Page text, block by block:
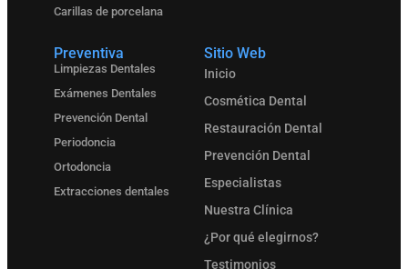
Carillas de porcelana
Preventiva
Limpiezas Dentales
Exámenes Dentales
Prevención Dental
Periodoncia
Ortodoncia
Extracciones dentales
Sitio Web
Inicio
Cosmética Dental
Restauración Dental
Prevención Dental
Especialistas
Nuestra Clínica
¿Por qué elegirnos?
Testimonios